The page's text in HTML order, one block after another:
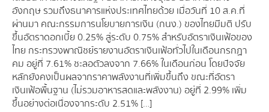
อังกฤษ รวมถึงธนาคารแห่งประเทศไทยด้วย เมื่อวันที่ 10 ส.ค.ที่
ผ่านมา คณะกรรมการนโยบายการเงิน (กนง.) ของไทยมีมติ ปรับ
ขึ้นอัตราดอกเบี้ย 0.25% สู่ระดับ 0.75% สำหรับอัตราเงินเฟ้อของ
ไทย กระทรวงพาณิชย์รายงานอัตราเงินเฟ้อทั่วไปในเดือนกรกฏา
คม อยู่ที่ 7.61% ชะลอตัวลงจาก 7.66% ในเดือนก่อน โดยปัจจัย
หลักยังคงเป็นผลจากราคาพลังงานที่เพิ่มขึ้นถึง ขณะที่อัตรา
เงินเฟ้อพื้นฐาน (ไม่รวมอาหารสดและพลังงาน) อยู่ที่ 2.99% เพิ่ม
ขึ้นอย่างต่อเนื่องจากระดับ 2.51% […]